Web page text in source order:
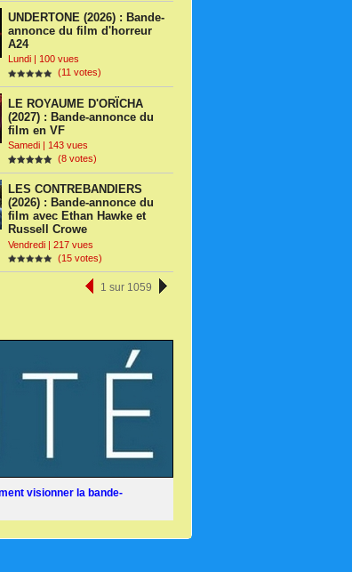
UNDERTONE (2026) : Bande-
annonce du film d'horreur
A24
Lundi | 100 vues
(11 votes)
LE ROYAUME D'ORÏCHA
(2027) : Bande-annonce du
film en VF
Samedi | 143 vues
(8 votes)
LES CONTREBANDIERS
(2026) : Bande-annonce du
film avec Ethan Hawke et
Russell Crowe
Vendredi | 217 vues
(15 votes)
1 sur 1059
visionner la bande-